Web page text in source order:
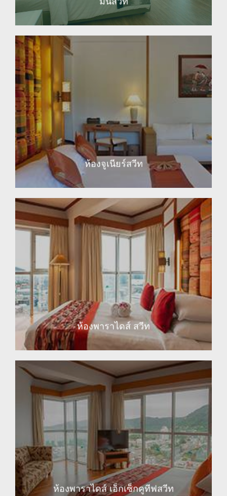
ห้องจูเนียร์สวีท
EXPLORE
ห้องพาราไดส์ สวีท
EXPLORE
ห้องพาราไดส์ เอ็กเซ็กคูทีฟสวีท
EXPLORE